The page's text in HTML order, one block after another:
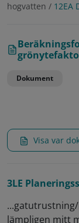
hogvatten / 12EA
Dokument
Visa var
3LE
lämpligen mitt